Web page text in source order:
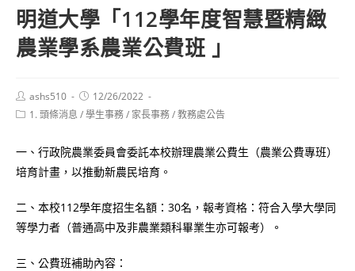
明道大學「112學年度智慧暨精緻
農業學系農業公費班 」
Post
author:
ashs510
Post
published:
12/26/2022
Post1. 頭條消息 /學生事務/ 家長事務/教務處公告
一、行政院農業委員會委託本校辦理農業公費生（農業公費專班）
培育計畫，以推動新農民培育。
二、本校112學年度招生名額：30名，報考資格：符合入學大學同
等學力者（普通高中及非農業類科畢業生亦可報考）。
三、公費班補助內容：